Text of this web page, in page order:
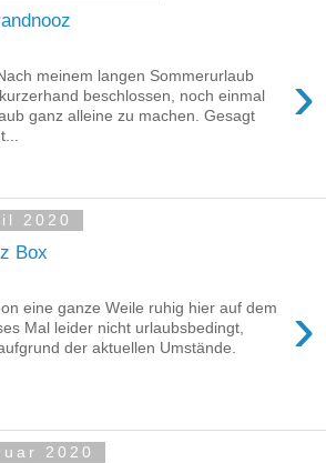
›
meinem langen Sommerurlaub
beschlossen, noch einmal
ganz alleine zu machen. Gesagt
2020
Box
›
eine ganze Weile ruhig hier auf dem
Mal leider nicht urlaubsbedingt,
der aktuellen Umstände.
2020